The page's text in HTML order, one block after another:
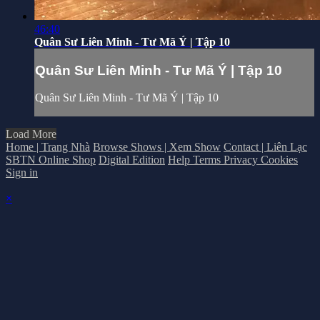
46:40
Quân Sư Liên Minh - Tư Mã Ý | Tập 10
Quân Sư Liên Minh - Tư Mã Ý | Tập 10
Quân Sư Liên Minh - Tư Mã Ý | Tập 10
Load More
Home | Trang Nhà Browse Shows | Xem Show Contact | Liên Lạc
SBTN Online Shop Digital Edition Help Terms Privacy Cookies
Sign in
×